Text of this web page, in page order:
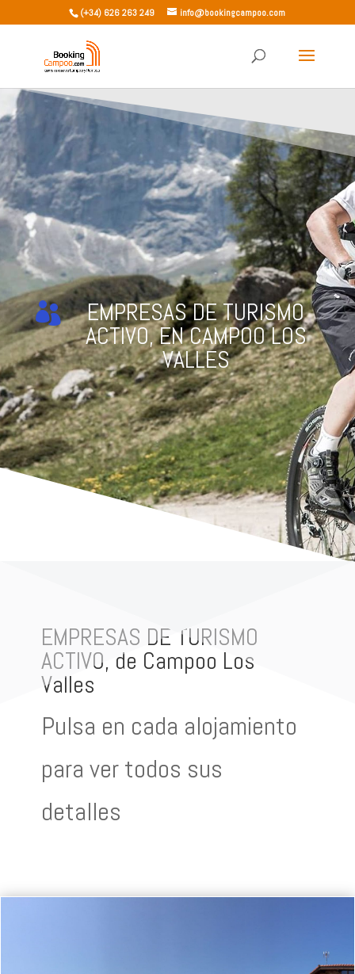
(+34) 626 263 249 info@bookingcampoo.com
 EMPRESAS DE TURISMO
ACTIVO, EN CAMPOO LOS
VALLES
EMPRESAS DE TURISMO
ACTIVO, de Campoo Los
Valles
Pulsa en cada alojamiento
para ver todos sus
detalles